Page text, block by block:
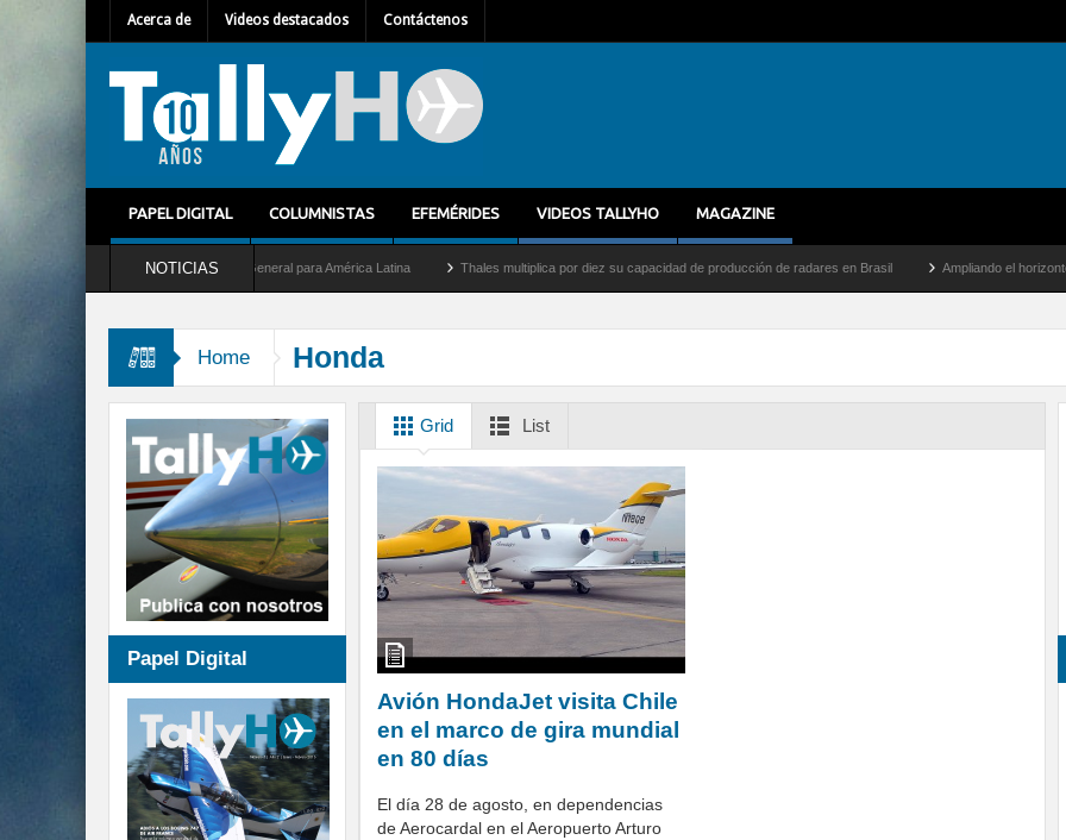
Acerca de Videos destacados Contáctenos
PAPEL DIGITAL COLUMNISTAS EFEMÉRIDES VIDEOS TALLYHO MAGAZINE
NOTICIAS
Mallet como nuevo Director General para América Latina Thales multiplica por diez su capacidad de producción de radares en Brasil Ampliando el horizonte:
Home Honda
Grid List
Avión HondaJet visita Chile
en el marco de gira mundial
en 80 días
El día 28 de agosto, en dependencias
de Aerocardal en el Aeropuerto Arturo
Papel Digital